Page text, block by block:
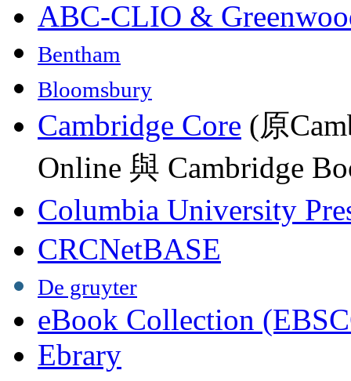
ABC-CLIO &
Bentham
Bloomsbury
Cambridge Core (原
Online 與 Cambridge
Columbia University
CRCNetBASE
De gruyter
eBook Collection
Ebrary